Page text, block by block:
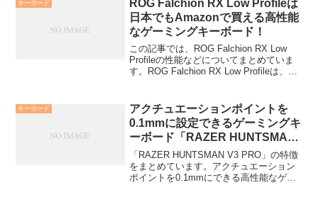
さい！
キーボード
ROG Falchion RX Low Profileは
日本でもAmazonで買える高性能
なゲーミングキーボード！
この記事では、ROG Falchion RX Low
Profileの性能などについてまとめていま
す。ROG Falchion RX Low Profileは、
キーボード
アクチュエーションポイントを
0.1mmに設定できるゲーミングキ
ーボード「RAZER HUNTSMAN
V3 PRO」が登場！
「RAZER HUNTSMAN V3 PRO」の特徴
をまとめています。アクチュエーション
ポイントを0.1mmにできる高性能なゲー